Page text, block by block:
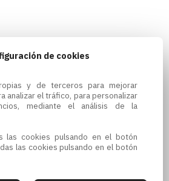
de cookies
y de terceros para mejorar
analizar el tráfico, para personalizar
mediante el análisis de la
las cookies pulsando en el botón
las cookies pulsando en el botón